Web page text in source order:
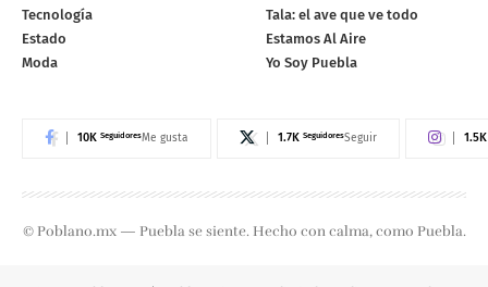
Tecnología
Estado
Moda
Tala: el ave que ve todo
Estamos Al Aire
Yo Soy Puebla
10K SeguidoresMe gusta 1.7K SeguidoresSeguir 1.5K
© Poblano.mx — Puebla se siente. Hecho con calma, como Puebla.